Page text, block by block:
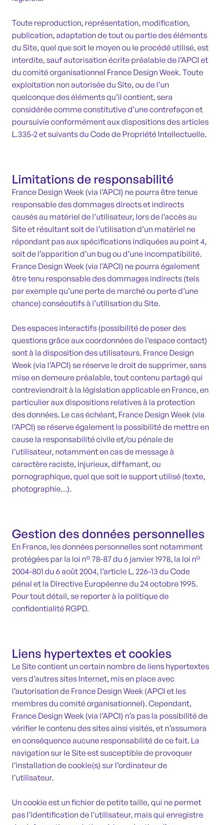
Toute reproduction, représentation, modification,
publication, adaptation de tout ou partie des éléments
du Site, quel que soit le moyen ou le procédé utilisé, est
interdite, sauf autorisation écrite préalable de l’APCI et
du comité organisationnel France Design Week. Toute
exploitation non autorisée du Site, ou de l’un
quelconque des éléments qu’il contient, sera
considérée comme constitutive d’une contrefaçon et
poursuivie conformément aux dispositions des articles
L.335-2 et suivants du Code de Propriété Intellectuelle.
Limitations de responsabilité
France Design Week (via l’APCI) ne pourra être tenue
responsable des dommages directs et indirects
causés au matériel de l’utilisateur, lors de l’accès au
Site et résultant soit de l’utilisation d’un matériel ne
répondant pas aux spécifications indiquées au point 4,
soit de l’apparition d’un bug ou d’une incompatibilité.
France Design Week (via l’APCI) ne pourra également
être tenu responsable des dommages indirects (tels
par exemple qu’une perte de marché ou perte d’une
chance) consécutifs à l’utilisation du Site.
Des espaces interactifs (possibilité de poser des
questions grâce aux coordonnées de l’espace contact)
sont à la disposition des utilisateurs. France Design
Week (via l’APCI) se réserve le droit de supprimer, sans
mise en demeure préalable, tout contenu partagé qui
contreviendrait à la législation applicable en France, en
particulier aux dispositions relatives à la protection
des données. Le cas échéant, France Design Week (via
l’APCI) se réserve également la possibilité de mettre en
cause la responsabilité civile et/ou pénale de
l’utilisateur, notamment en cas de message à
caractère raciste, injurieux, diffamant, ou
pornographique, quel que soit le support utilisé (texte,
photographie…).
Gestion des données personnelles
En France, les données personnelles sont notamment
protégées par la loi n° 78-87 du 6 janvier 1978, la loi n°
2004-801 du 6 août 2004, l’article L. 226-13 du Code
pénal et la Directive Européenne du 24 octobre 1995.
Pour tout détail, se reporter à la politique de
confidentialité RGPD.
Liens hypertextes et cookies
Le Site contient un certain nombre de liens hypertextes
vers d’autres sites Internet, mis en place avec
l’autorisation de France Design Week (APCI et les
membres du comité organisationnel). Cependant,
France Design Week (via l’APCI) n’a pas la possibilité de
vérifier le contenu des sites ainsi visités, et n’assumera
en conséquence aucune responsabilité de ce fait. La
navigation sur le Site est susceptible de provoquer
l’installation de cookie(s) sur l’ordinateur de
l’utilisateur.
Un cookie est un fichier de petite taille, qui ne permet
pas l’identification de l’utilisateur, mais qui enregistre